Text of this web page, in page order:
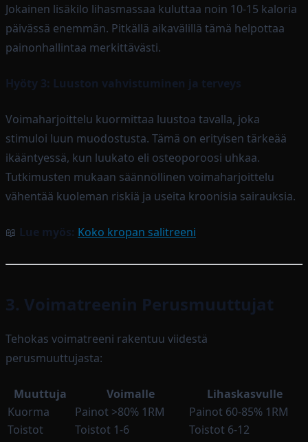
Jokainen lisäkilo lihasmassaa kuluttaa noin 10-15 kaloria
päivässä enemmän. Pitkällä aikavälillä tämä helpottaa
painonhallintaa merkittävästi.
Hyöty 3: Luuston vahvistuminen ja terveys
Voimaharjoittelu kuormittaa luustoa tavalla, joka
stimuloi luun muodostusta. Tämä on erityisen tärkeää
ikääntyessä, kun luukato eli osteoporoosi uhkaa.
Tutkimusten mukaan säännöllinen voimaharjoittelu
vähentää kuoleman riskiä ja useita kroonisia sairauksia.
📖 Lue myös: Koko kropan salitreeni
3. Voimatreenin Perusmuuttujat
Tehokas voimatreeni rakentuu viidestä
perusmuuttujasta:
Muuttuja Voimalle
Lihaskasvulle
Kuorma
Painot >80% 1RM
Painot 60-85% 1RM
Toistot
Toistot 1-6
Toistot 6-12